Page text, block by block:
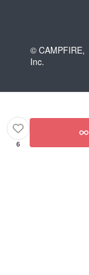
© CAMPFIRE,
Inc.
6